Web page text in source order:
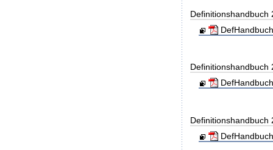
Definitionshandbuch
Definitionshandbuch
Definitionshandbuch